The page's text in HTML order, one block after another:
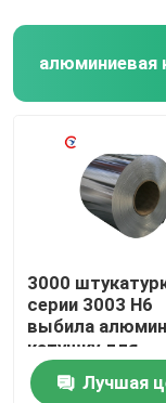
алюминиевая
3000
серии 3003 H6
выбила
катушку для
украшения
крышиЛучшая